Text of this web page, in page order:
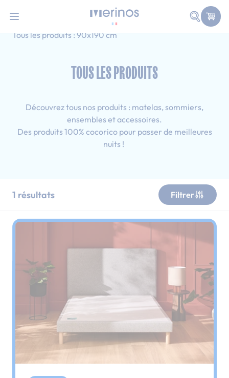
Faire
Accueil
Simple
Tous les produits : 90x190 cm
TOUS LES PRODUITS
Découvrez tous nos produits : matelas, sommiers,
ensembles et accessoires.
Des produits 100% cocorico pour passer de meilleures
nuits !
1 résultats Filtrer